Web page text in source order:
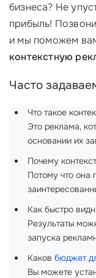
бизнеса? Не
прибыль!
и мы поможем
контекстную
Часто
Что такое
Это реклама,
основании их
Почему
Потому что она
Как быстро
Результаты
запуска
Каков бюджет
Вы можете